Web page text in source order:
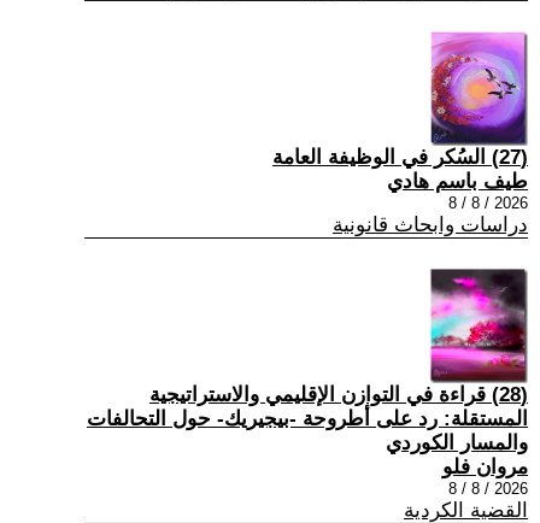
(27) السُكر في الوظيفة العامة
طيف باسم هادي
2026 / 8 / 8
دراسات وابحاث قانونية
(28) قراءة في التوازن الإقليمي والاستراتيجية
المستقلة: رد على أطروحة -بيجيريك- حول التحالفات
والمسار الكوردي
مروان فلو
2026 / 8 / 8
القضية الكردية